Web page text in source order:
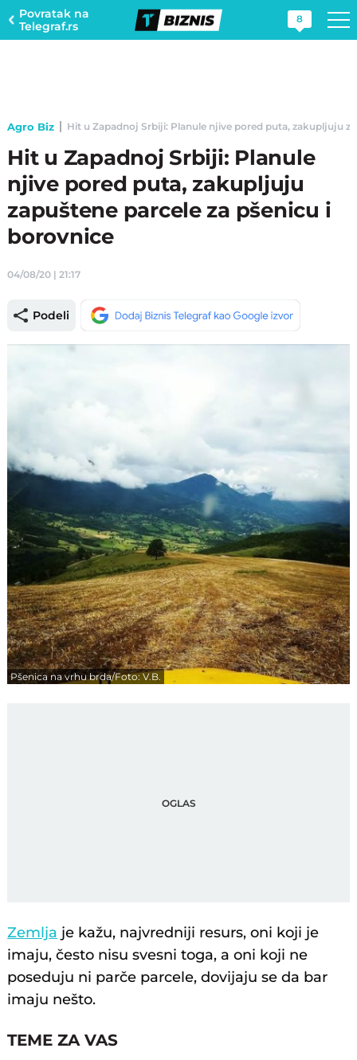
Povratak na
Telegraf.rs
8
Agro Biz Hit u Zapadnoj Srbiji: Planule njive pored puta, zakupljuju
Hit u Zapadnoj Srbiji: Planule
njive pored puta, zakupljuju
zapuštene parcele za pšenicu i
borovnice
04/08/20 | 21:17
Podeli
Pšenica na vrhu brda/Foto: V.B.
Zemlja je kažu, najvredniji resurs, oni koji je
imaju, često nisu svesni toga, a oni koji ne
poseduju ni parče parcele, dovijaju se da bar
imaju nešto.
TEME ZA VAS